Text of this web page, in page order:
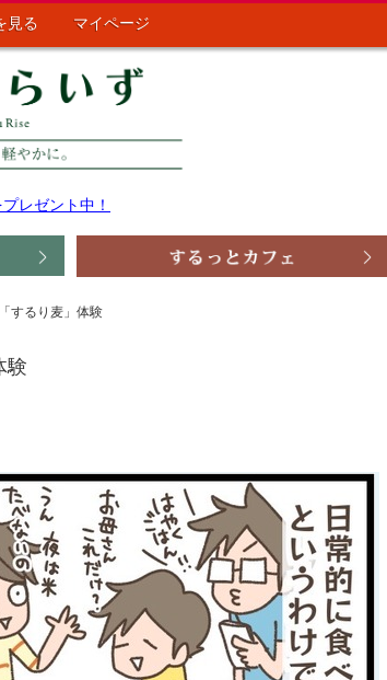
見る マイページ
レゼント中！
するり麦」体験
験